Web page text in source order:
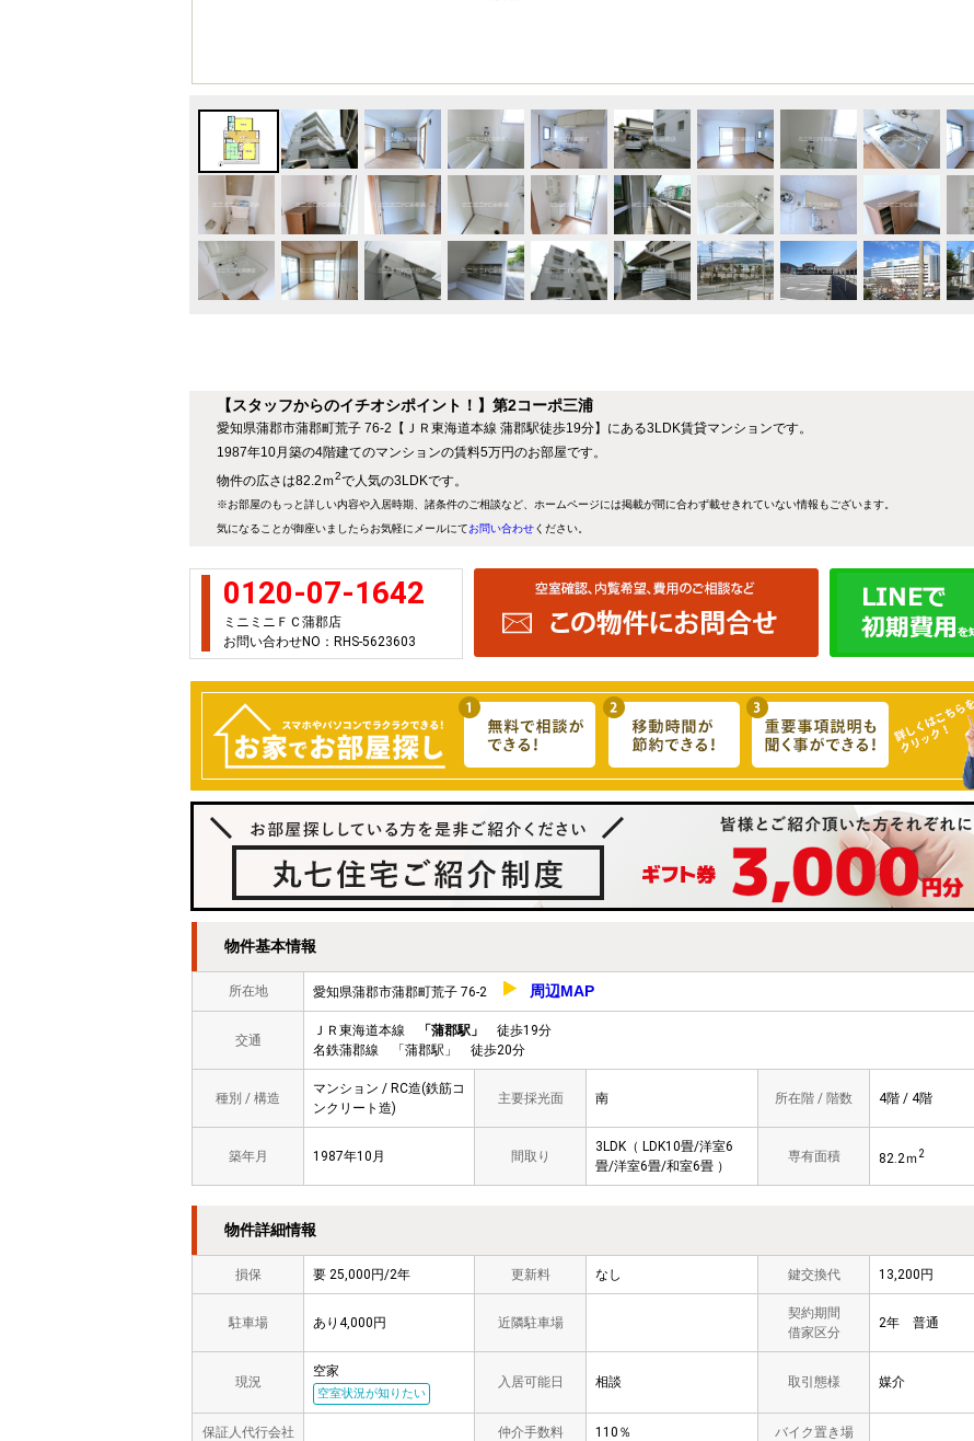
【スタッフからのイチオシポイント！】第2コーポ三浦
愛知県蒲郡市蒲郡町荒子 76-2【ＪＲ東海道本線 蒲郡駅徒歩19分】にある3LDK賃貸マンションです。
1987年10月築の4階建てのマンションの賃料5万円のお部屋です。
物件の広さは82.2ｍ2で人気の3LDKです。
※お部屋のもっと詳しい内容や入居時期、諸条件のご相談など、ホームページには掲載が間に合わず載せきれていない情報もございます。
気になることが御座いましたらお気軽にメールにてお問い合わせください。
0120-07-1642
ミニミニＦＣ蒲郡店
お問い合わせNO：RHS-5623603
物件基本情報
所在地 愛知県蒲郡市蒲郡町荒子 76-2 周辺MAP
交通
ＪＲ東海道本線 「蒲郡駅」
徒歩19分
名鉄蒲郡線 「蒲郡駅」 徒歩20分
種別 / 構造
マンション / RC造(鉄筋コ
ンクリート造)
主要採光面 南 所在階 / 階数 4階 / 4階
築年月 1987年10月 間取り
3LDK（ LDK10畳/洋室6
畳/洋室6畳/和室6畳 ）
専有面積 82.2ｍ2
物件詳細情報
損保 要 25,000円/2年 更新料 なし 鍵交換代 13,200円
駐車場 あり4,000円 近隣駐車場
契約期間
借家区分
2年 普通
現況
空家
空室状況が知りたい
入居可能日 相談 取引態様 媒介
保証人代行会社 仲介手数料 110％ バイク置き場